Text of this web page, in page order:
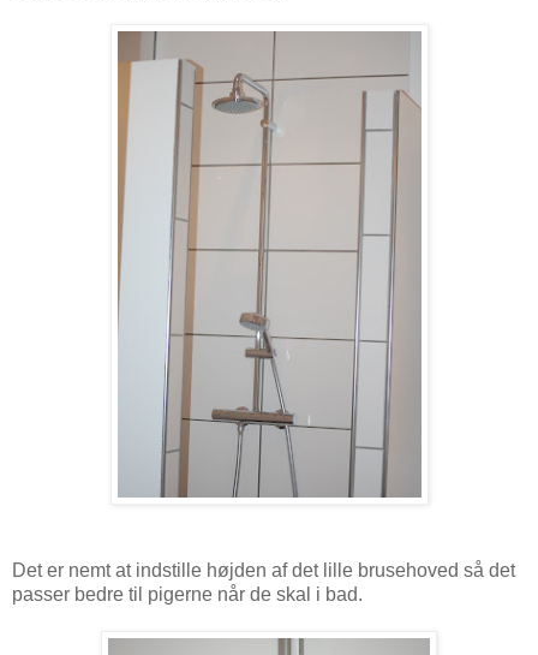
Det er nemt at indstille højden af det lille brusehoved så det
passer bedre til pigerne når de skal i bad.